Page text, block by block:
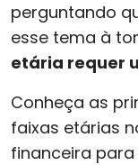
perguntando
esse tema à
etária requer
Conheça as
faixas etárias
financeira